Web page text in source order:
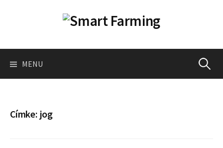
MENU
Címke: jog